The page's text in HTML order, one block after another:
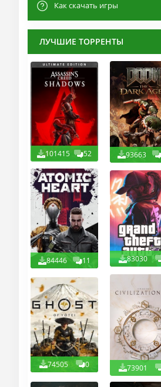
Как скачать игры
ЛУЧШИЕ ТОРРЕНТЫ
101415 52 93663
84446 11 83030
74505 0 73901